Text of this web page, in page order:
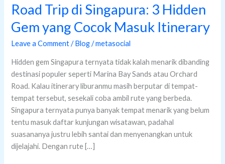
Road Trip di Singapura: 3 Hidden
Gem yang Cocok Masuk Itinerary
Leave a Comment /Blog/metasocial
Hidden gem Singapura ternyata tidak kalah menarik dibanding
destinasi populer seperti Marina Bay Sands atau Orchard
Road. Kalau itinerary liburanmu masih berputar di tempat-
tempat tersebut, sesekali coba ambil rute yang berbeda.
Singapura ternyata punya banyak tempat menarik yang belum
tentu masuk daftar kunjungan wisatawan, padahal
suasananya justru lebih santai dan menyenangkan untuk
dijelajahi. Dengan rute […]
Road
di
Singapura:
Hidden
Gem
yang
Cocok
Masuk
Itinerary